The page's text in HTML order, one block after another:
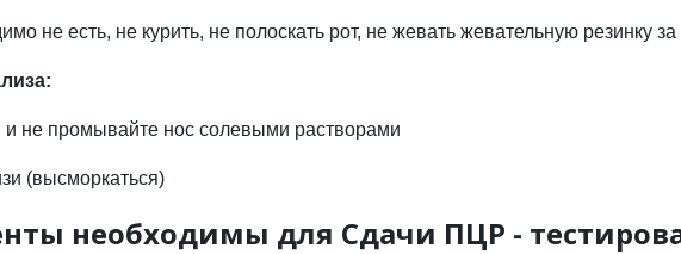
не есть, не курить, не полоскать рот, не жевать жевательную резинку
и не промывайте нос солевыми растворами
(высморкаться)
необходимы для Сдачи ПЦР -